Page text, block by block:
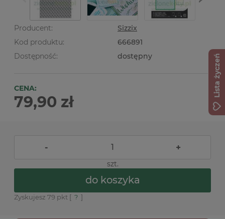
Producent:
Sizzix
Kod produktu:
666891
Dostępność:
dostępny
CENA:
79,90 zł
- +
szt.
do koszyka
Zyskujesz 79 pkt [ ? ]
Lista życzeń